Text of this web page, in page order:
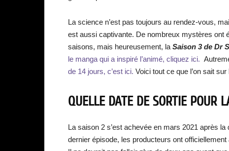
La science n’est pas toujours au rendez-vous,
est aussi captivante. De nombreux mystères ont
saisons, mais heureusement, la Saison 3 de Dr
le manga qui a inspiré l’animé, cliquez ici.
de 14 jours, c’est ici. Voici tout ce que l’on sait sur
QUELLE DATE DE SORTIE POUR
La saison 2 s’est achevée en mars 2021 après
dernier épisode, les producteurs ont officiellement